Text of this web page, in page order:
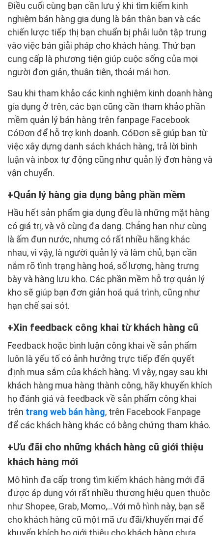
Điều cuối cùng bạn cần lưu ý khi tìm kiếm kinh
nghiệm bán hàng gia dụng là bản thân bạn và các
chiến lược tiếp thị bạn chuẩn bị phải luôn tập trung
vào việc bán giải pháp cho khách hàng. Thứ bạn
cung cấp là phương tiện giúp cuộc sống của mọi
người đơn giản, thuận tiện, thoải mái hơn.
Sau khi tham khảo các kinh nghiệm kinh doanh hàng
gia dụng ở trên, các bạn cũng cần tham khảo phần
mềm quản lý bán hàng trên fanpage Facebook
CóĐơn để hỗ trợ kinh doanh. CóĐơn sẽ giúp bạn từ
việc xây dựng danh sách khách hàng, trả lời bình
luận và inbox tự động cũng như quản lý đơn hàng và
vận chuyển.
Quản lý hàng gia dụng bằng phần mềm
Hầu hết sản phẩm gia dụng đều là những mặt hàng
có giá trị, và vô cùng đa dạng. Chẳng hạn như cùng
là ấm đun nước, nhưng có rất nhiều hãng khác
nhau, vì vậy, là người quản lý và làm chủ, bạn cần
nắm rõ tình trạng hàng hoá, số lượng, hàng trưng
bày và hàng lưu kho. Các phần mềm hỗ trợ quản lý
kho sẽ giúp bạn đơn giản hoá quá trình, cũng như
hạn chế sai sót.
Xin feedback công khai từ khách hàng cũ
Feedback hoặc bình luận công khai về sản phẩm
luôn là yếu tố có ảnh hưởng trực tiếp đến quyết
định mua sắm của khách hàng. Vì vậy, ngay sau khi
khách hàng mua hàng thành công, hãy khuyến khích
họ đánh giá và feedback về sản phẩm công khai
trên trang web bán hàng, trên Facebook Fanpage
để các khách hàng khác có bằng chứng tham khảo.
Ưu đãi cho những khách hàng cũ giới thiệu
khách hàng mới
Mô hình đa cấp trong tìm kiếm khách hàng mới đã
được áp dụng với rất nhiều thương hiệu quen thuộc
như Shopee, Grab, Momo,…Với mô hình này, bạn sẽ
cho khách hàng cũ một mã ưu đãi/khuyến mại để